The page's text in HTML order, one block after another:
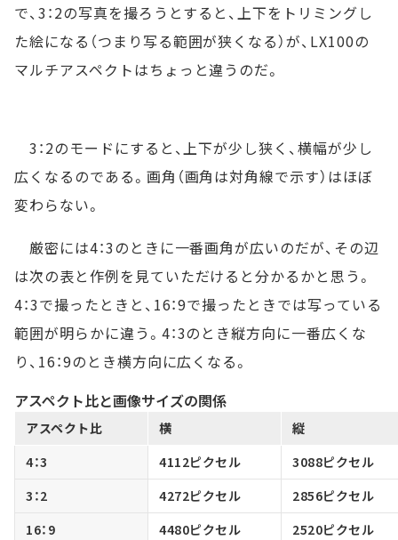
で、3：2の写真を撮ろうとすると、上下をトリミングし
た絵になる（つまり写る範囲が狭くなる）が、LX100の
マルチアスペクトはちょっと違うのだ。
3：2のモードにすると、上下が少し狭く、横幅が少し
広くなるのである。画角（画角は対角線で示す）はほぼ
変わらない。
厳密には4：3のときに一番画角が広いのだが、その辺
は次の表と作例を見ていただけると分かるかと思う。
4：3で撮ったときと、16：9で撮ったときでは写っている
範囲が明らかに違う。4：3のとき縦方向に一番広くな
り、16：9のとき横方向に広くなる。
アスペクト比と画像サイズの関係
アスペクト比 横
縦
4：3
4112ピクセル
3088ピクセル
3：2
4272ピクセル
2856ピクセル
16：9
4480ピクセル
2520ピクセル